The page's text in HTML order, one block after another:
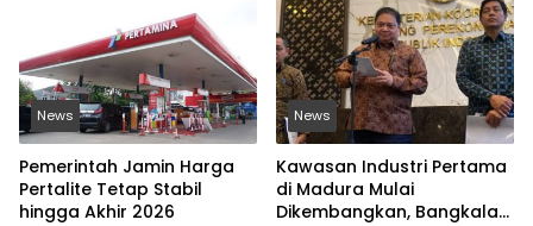
News
Pemerintah Jamin Harga
Pertalite Tetap Stabil
hingga Akhir 2026
News
Kawasan Industri Pertama
di Madura Mulai
Dikembangkan, Bangkalan